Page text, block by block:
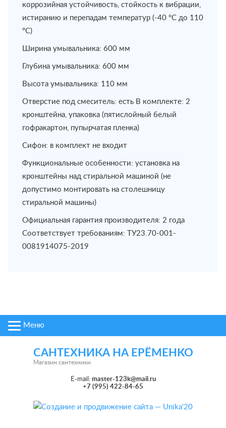
коррозийная устойчивость, стойкость к вибрации,
истиранию и перепадам температур (-40 °C до 110
°C)
Ширина умывальника: 600 мм
Глубина умывальника: 600 мм
Высота умывальника: 110 мм
Отверстие под смеситель: есть В комплекте: 2
кронштейна, упаковка (пятислойный белый
гофракартон, пупырчатая пленка)
Сифон: в комплект не входит
Функциональные особенности: установка на
кронштейны над стиральной машиной (не
допустимо монтировать на столешницу
стиральной машины)
Официальная гарантия производителя: 2 года
Соответствует требованиям: ТУ23.70-001-
0081914075-2019
Меню
САНТЕХНИКА НА ЕРЁМЕНКО
Магазин сантехники
E-mail: master-123k@mail.ru
+7 (995) 422-84-65